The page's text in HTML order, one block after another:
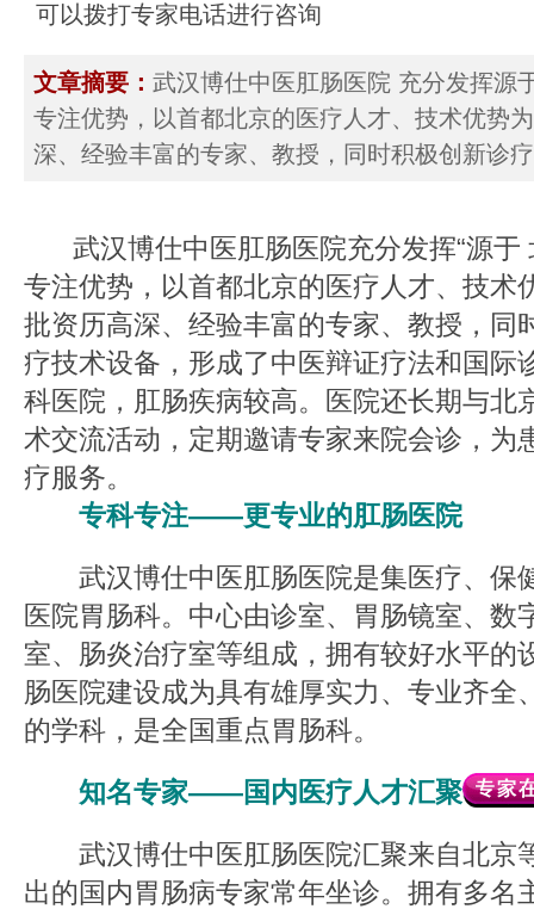
可以拨打专家电话进行咨询
文章摘要： 武汉博仕中医肛肠医院 充分发挥源
专注优势，以首都北京的医疗人才、技术优势
深、经验丰富的专家、教授，同时积极创新诊
武汉博仕中医肛肠医院充分发挥“源于
专注优势，以首都北京的医疗人才、技术
批资历高深、经验丰富的专家、教授，同
疗技术设备，形成了中医辩证疗法和国际
科医院，肛肠疾病较高。医院还长期与北
术交流活动，定期邀请专家来院会诊，为
疗服务。
专科专注——更专业的肛肠医院
武汉博仕中医肛肠医院是集医疗、保
医院胃肠科。中心由诊室、胃肠镜室、数
室、肠炎治疗室等组成，拥有较好水平的
肠医院建设成为具有雄厚实力、专业齐全
的学科，是全国重点胃肠科。
知名专家——国内医疗人才汇聚
武汉博仕中医肛肠医院汇聚来自北京
出的国内胃肠病专家常年坐诊。拥有多名